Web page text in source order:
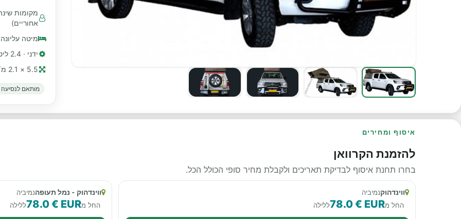
אחוריים)
מיטה עליונה
ידני · 2.4 ליטר, דיזל
5.5 × 2.1 מ׳ (≈ 18 רגל)
מותאם לנסיעה
איסוף ומחירים
להזמנת הקרוואן
בחרו תחנת איסוף לבדיקת תאריכים ולקבלת מחיר סופי הכולל הכל.
ווינדהוקנמיביה
החל מ78.0 € EURללילה
ווינדהוק - נמל תעופהנמיביה
החל מ78.0 € EURללילה